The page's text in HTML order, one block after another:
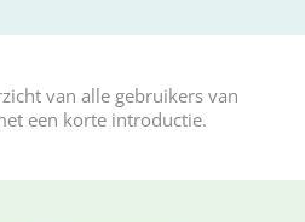
van alle gebruikers van
een korte introductie.